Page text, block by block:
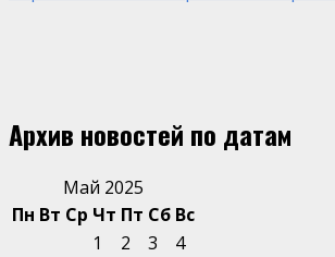
Архив новостей по датам
Май 2025
Пн Вт Ср Чт Пт Сб Вс
1
2 3
4